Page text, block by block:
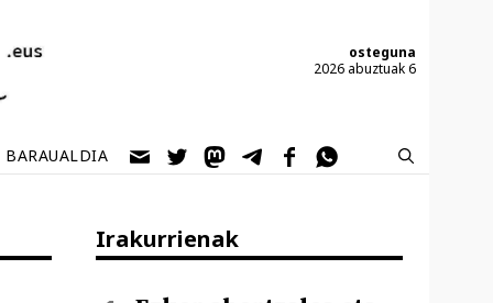
osteguna
2026 abuztuak 6
BARAUALDIA
Irakurrienak